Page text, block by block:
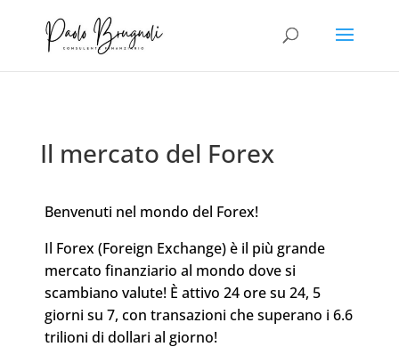
Il mercato del Forex
Benvenuti nel mondo del Forex!
Il Forex (Foreign Exchange) è il più grande
mercato finanziario al mondo dove si
scambiano valute! È attivo 24 ore su 24, 5
giorni su 7, con transazioni che superano i 6.6
trilioni di dollari al giorno!